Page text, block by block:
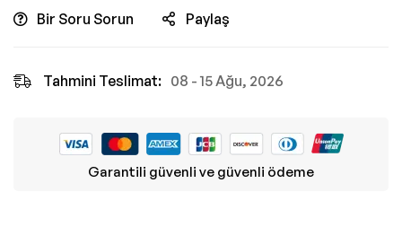
Bir Soru Sorun Paylaş
Tahmini Teslimat: 08 - 15 Ağu, 2026
Garantili güvenli ve güvenli ödeme